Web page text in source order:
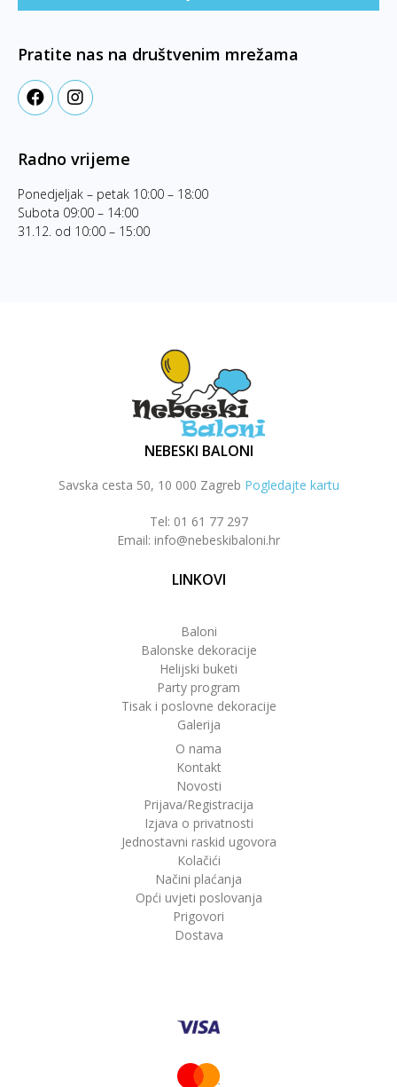
Pratite nas na društvenim mrežama
Radno vrijeme
Ponedjeljak – petak 10:00 – 18:00
Subota 09:00 – 14:00
31.12. od 10:00 – 15:00
NEBESKI BALONI
Savska cesta 50, 10 000 Zagreb Pogledajte kartu
Tel: 01 61 77 297
Email: info@nebeskibaloni.hr
LINKOVI
Baloni
Balonske dekoracije
Helijski buketi
Party program
Tisak i poslovne dekoracije
Galerija
O nama
Kontakt
Novosti
Prijava/Registracija
Izjava o privatnosti
Jednostavni raskid ugovora
Kolačići
Načini plaćanja
Opći uvjeti poslovanja
Prigovori
Dostava